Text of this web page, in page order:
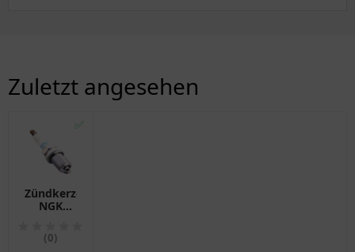
Zuletzt angesehen
✅
Zündkerze
NGK
für
Motorräder
(0)